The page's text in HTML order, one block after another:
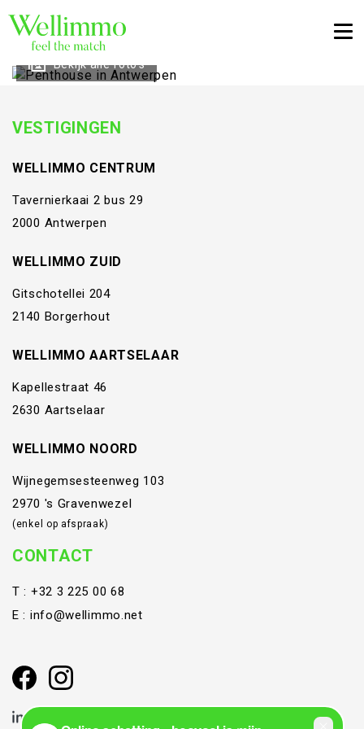
Bekijk alle foto's
VESTIGINGEN
WELLIMMO CENTRUM
Tavernierkaai 2 bus 29
2000 Antwerpen
WELLIMMO ZUID
Gitschotellei 204
2140 Borgerhout
WELLIMMO AARTSELAAR
Kapellestraat 46
2630 Aartselaar
WELLIMMO NOORD
Wijnegemsesteenweg 103
2970 's Gravenwezel
(enkel op afspraak)
CONTACT
T : +32 3 225 00 68
E : info@wellimmo.net